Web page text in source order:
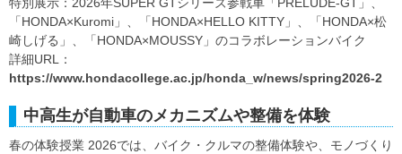
特別展示：2026年SUPER GTシリーズ参戦車「PRELUDE-GT」、
「HONDA×Kuromi」、「HONDA×HELLO KITTY」、「HONDA×松
崎しげる」、「HONDA×MOUSSY」のコラボレーションバイク
詳細URL：
https://www.hondacollege.ac.jp/honda_w/news/spring2026-2
中高生が自動車のメカニズムや整備を体験
春の体験授業 2026では、バイク・クルマの整備体験や、モノづくり